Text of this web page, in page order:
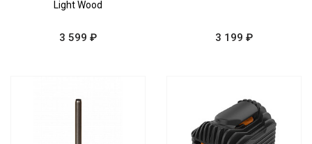
Light Wood
3 599 ₽ 3 199 ₽